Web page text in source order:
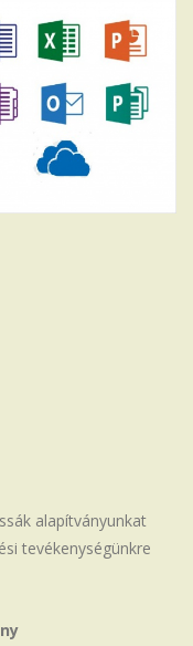
alapítványunkat
tevékenységünkre